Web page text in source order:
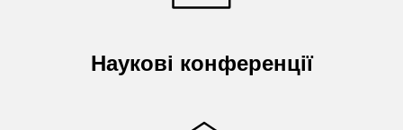
Наукові конференції